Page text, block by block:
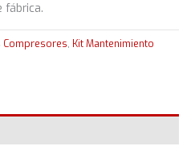
fábrica.
Compresores, Kit Mantenimiento